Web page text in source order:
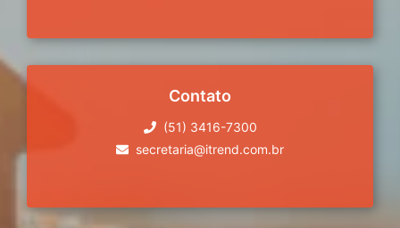
Contato
(51) 3416-7300
secretaria@itrend.com.br